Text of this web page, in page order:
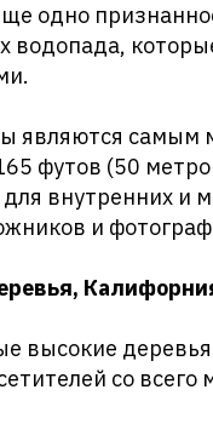
одно
водопада,
являются
футов (50
внутренних и
и
высокие
со всего